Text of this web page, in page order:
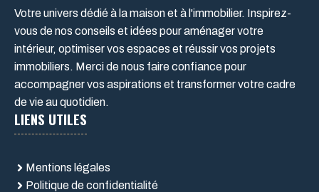
Votre univers dédié à la maison et à l'immobilier. Inspirez-
vous de nos conseils et idées pour aménager votre
intérieur, optimiser vos espaces et réussir vos projets
immobiliers. Merci de nous faire confiance pour
accompagner vos aspirations et transformer votre cadre
de vie au quotidien.
LIENS UTILES
Mentions légales
Politique de confidentialité